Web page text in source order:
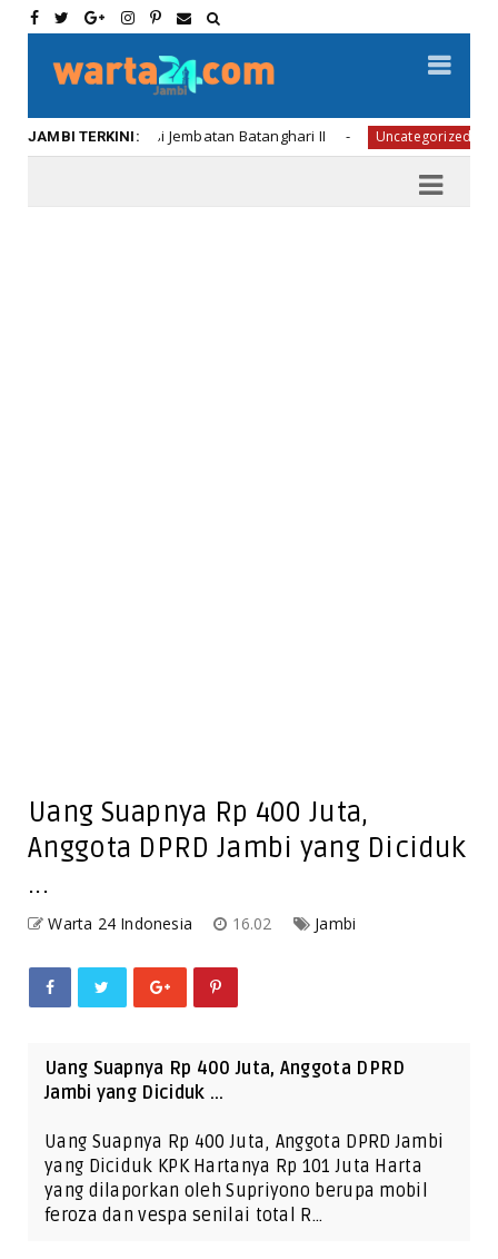
JAMBI TERKINI:
Cek Kondisi Jembatan Batanghari II Uncategorized College,
Uang Suapnya Rp 400 Juta,
Anggota DPRD Jambi yang Diciduk
...
Warta 24 Indonesia 16.02 Jambi
Uang Suapnya Rp 400 Juta, Anggota DPRD
Jambi yang Diciduk ...
Uang Suapnya Rp 400 Juta, Anggota DPRD Jambi
yang Diciduk KPK Hartanya Rp 101 Juta Harta
yang dilaporkan oleh Supriyono berupa mobil
feroza dan vespa senilai total R…